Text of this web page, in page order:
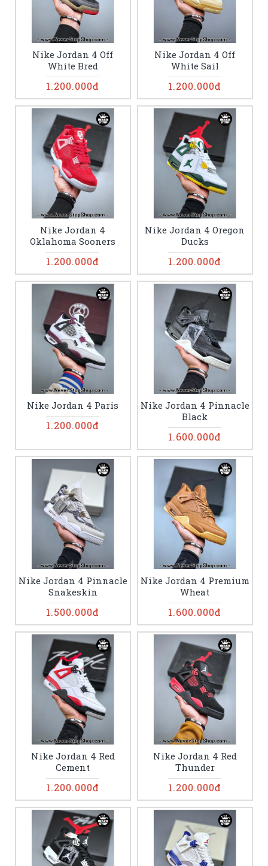
Nike Jordan 4 Off
White Bred
1.200.000đ
Nike Jordan 4 Off
White Sail
1.200.000đ
Nike Jordan 4
Oklahoma Sooners
1.200.000đ
Nike Jordan 4 Oregon
Ducks
1.200.000đ
Nike Jordan 4 Paris
1.200.000đ
Nike Jordan 4 Pinnacle
Black
1.600.000đ
Nike Jordan 4 Pinnacle
Snakeskin
1.500.000đ
Nike Jordan 4 Premium
Wheat
1.600.000đ
Nike Jordan 4 Red
Cement
1.200.000đ
Nike Jordan 4 Red
Thunder
1.200.000đ